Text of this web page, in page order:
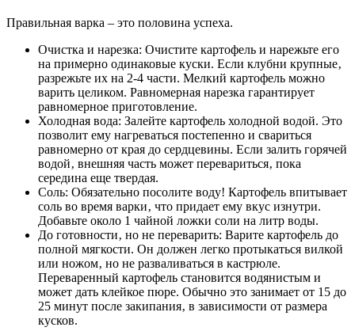
Правильная варка – это половина успеха.
Очистка и нарезка: Очистите картофель и нарежьте его
на примерно одинаковые куски. Если клубни крупные‚
разрежьте их на 2-4 части. Мелкий картофель можно
варить целиком. Равномерная нарезка гарантирует
равномерное приготовление.
Холодная вода: Залейте картофель холодной водой. Это
позволит ему нагреваться постепенно и свариться
равномерно от края до сердцевины. Если залить горячей
водой‚ внешняя часть может перевариться‚ пока
середина еще твердая.
Соль: Обязательно посолите воду! Картофель впитывает
соль во время варки‚ что придает ему вкус изнутри.
Добавьте около 1 чайной ложки соли на литр воды.
До готовности‚ но не переварить: Варите картофель до
полной мягкости. Он должен легко протыкаться вилкой
или ножом‚ но не разваливаться в кастрюле.
Переваренный картофель становится водянистым и
может дать клейкое пюре. Обычно это занимает от 15 до
25 минут после закипания‚ в зависимости от размера
кусков.